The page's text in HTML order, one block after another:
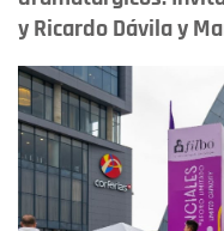
y Ricardo Dávila y